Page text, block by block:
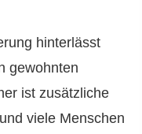
hinterlässt
gewohnten
ist zusätzliche
viele Menschen